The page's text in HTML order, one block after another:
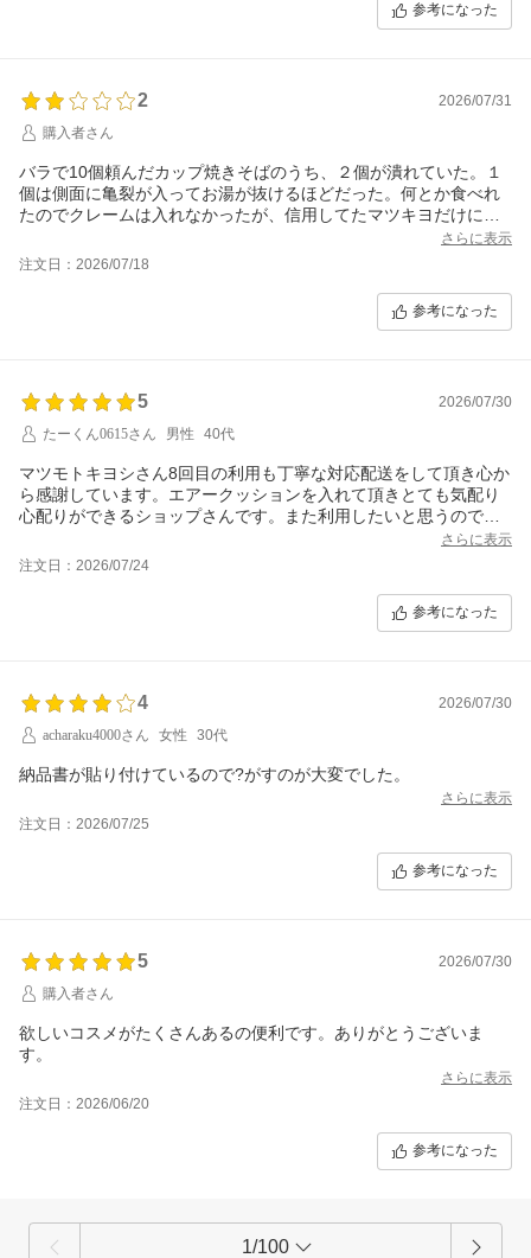
参考になった
2
2026/07/31
購入者さん
バラで10個頼んだカップ焼きそばのうち、２個が潰れていた。１
個は側面に亀裂が入ってお湯が抜けるほどだった。何とか食べれ
たのでクレームは入れなかったが、信用してたマツキヨだけにち
さらに表示
注文日：2026/07/18
参考になった
5
2026/07/30
たーくん0615さん
男性 40代
マツモトキヨシさん8回目の利用も丁寧な対応配送をして頂き心か
ら感謝しています。エアークッションを入れて頂きとても気配り
心配りができるショップさんです。また利用したいと思うのでそ
の際はどうぞよろしくお願い致します。今回もありがとうござい
ました。お世話になりました。それでは失礼します。
さらに表示
注文日：2026/07/24
参考になった
4
2026/07/30
acharaku4000さん
女性 30代
納品書が貼り付けているので?がすのが大変でした。
さらに表示
注文日：2026/07/25
参考になった
5
2026/07/30
購入者さん
欲しいコスメがたくさんあるの便利です。ありがとうございま
す。
さらに表示
注文日：2026/06/20
参考になった
1/100